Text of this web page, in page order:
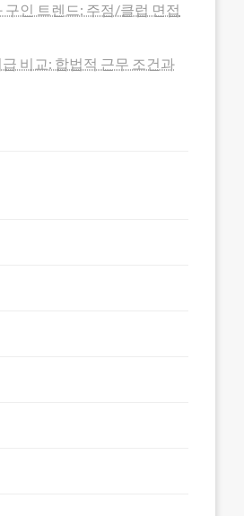
구인 트렌드: 주점/클럽 면접
비교: 합법적 근무 조건과